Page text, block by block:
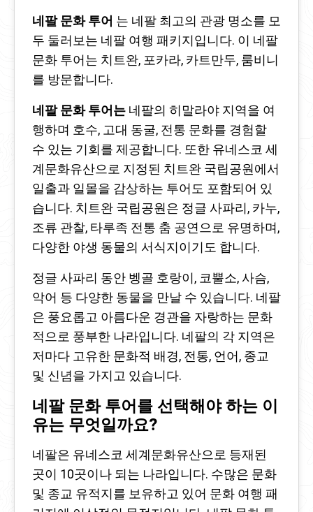
네팔 문화 투어 는 네팔 최고의 관광 명소를 모
두 둘러보는 네팔 여행 패키지입니다. 이 네팔
문화 투어는 치트완, 포카라, 카트만두, 룸비니
를 방문합니다.
네팔 문화 투어는 네팔의 히말라야 지역을 여
행하며 호수, 고대 동굴, 전통 문화를 경험할
수 있는 기회를 제공합니다. 또한 유네스코 세
계문화유산으로 지정된 치트완 국립공원에서
일출과 일몰을 감상하는 투어도 포함되어 있
습니다. 치트완 국립공원은 정글 사파리, 카누,
조류 관찰, 타루족 전통 춤 공연으로 유명하며,
다양한 야생 동물의 서식지이기도 합니다.
정글 사파리 동안 벵골 호랑이, 코뿔소, 사슴,
악어 등 다양한 동물을 만날 수 있습니다. 네팔
은 풍요롭고 아름다운 경관을 자랑하는 문화
적으로 풍부한 나라입니다. 네팔의 각 지역은
저마다 고유한 문화적 배경, 전통, 언어, 종교
및 신념을 가지고 있습니다.
네팔 문화 투어를 선택해야 하는 이
유는 무엇일까요?
네팔은 유네스코 세계문화유산으로 등재된
곳이 10곳이나 되는 나라입니다. 수많은 문화
및 종교 유적지를 보유하고 있어 문화 여행 패